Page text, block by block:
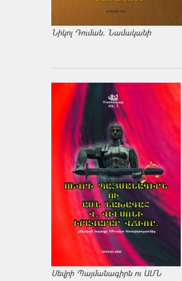
Նիկոլ Դուման. Նամականի
Սեվրի Պայմանագիրն ու ԱՄՆ